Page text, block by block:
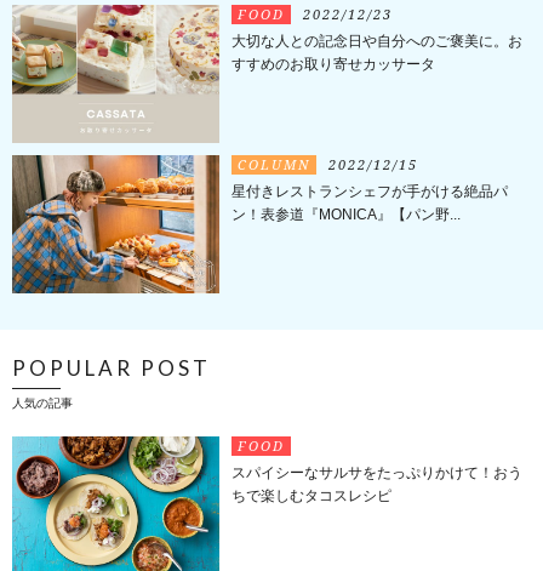
FOOD 2022/12/23
大切な人との記念日や自分へのご褒美に。お
すすめのお取り寄せカッサータ
COLUMN 2022/12/15
星付きレストランシェフが手がける絶品パ
ン！表参道『MONICA』【パン野...
POPULAR POST
人気の記事
FOOD
スパイシーなサルサをたっぷりかけて！おう
ちで楽しむタコスレシピ